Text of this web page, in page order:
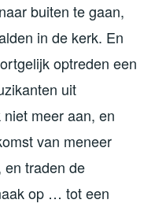
buiten te gaan,
in de kerk. En
optreden een
uit
meer aan, en
van meneer
en traden de
op … tot een